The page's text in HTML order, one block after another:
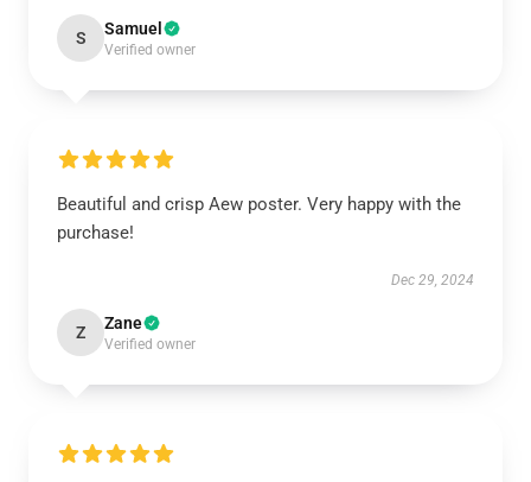
S Samuel
Verified owner
Beautiful and crisp Aew poster. Very happy with the
purchase!
Dec 29, 2024
Z Zane
Verified owner